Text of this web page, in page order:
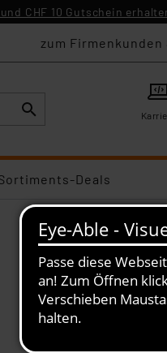
CHF 10 Gutschein
zum Firmenkunden
Deals